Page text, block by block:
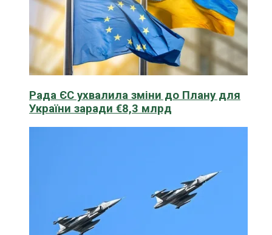
Рада ЄС ухвалила зміни до Плану для
України заради €8,3 млрд